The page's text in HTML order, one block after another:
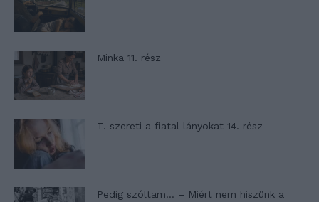
Minka 11. rész
T. szereti a fiatal lányokat 14. rész
Pedig szóltam… – Miért nem hiszünk a